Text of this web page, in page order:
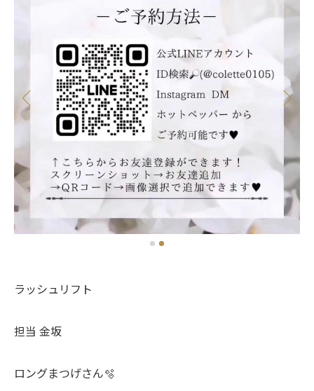
ラッシュリフト
担当 金坂
ロングまつげさん🫧